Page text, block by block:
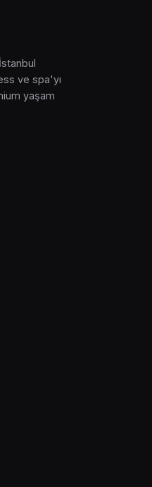
ve spa'yı
yaşam